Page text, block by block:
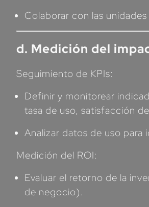
Colaborar con las
d. Medición del
Seguimiento de KPIs:
Definir y monitorear
tasa de uso, satisfacción
Analizar datos de uso
Medición del ROI:
Evaluar el retorno de la
de negocio).